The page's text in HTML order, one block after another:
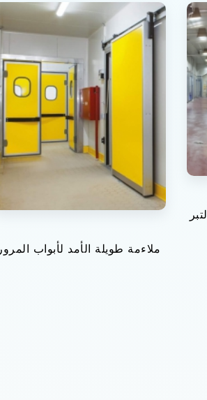
ملاءمة طويلة الأمد لأبواب المرور